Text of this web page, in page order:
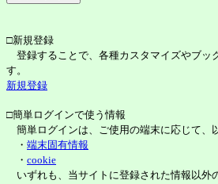
□新規登録
登録することで、各種カスタマイズやブッ
す。
新規登録
□簡単ログインで使う情報
簡単ログインは、ご使用の端末に応じて、
・ 端末固有情報
・ cookie
いずれも、当サイトに登録された情報以外